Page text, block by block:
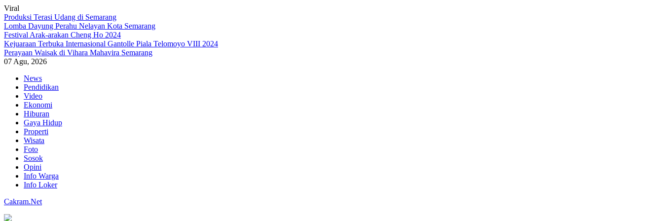
Viral
Produksi Terasi Udang di Semarang
Lomba Dayung Perahu Nelayan Kota Semarang
Festival Arak-arakan Cheng Ho 2024
Kejuaraan Terbuka Internasional Gantolle Piala Telomoyo VIII 2024
Perayaan Waisak di Vihara Mahavira Semarang
07 Agu, 2026
Skip
content
News
Pendidikan
Video
Ekonomi
Hiburan
Gaya Hidup
Properti
Wisata
Foto
Sosok
Opini
Info Warga
Info Loker
Cakram.Net